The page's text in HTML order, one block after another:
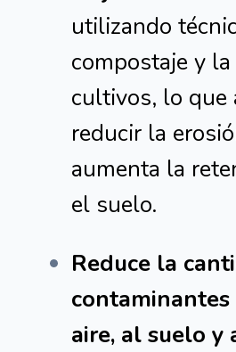
utilizando
compostaje y
cultivos, lo que
reducir la
aumenta la
el suelo.
Reduce la
aire, al suelo y